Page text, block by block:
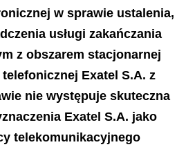
w sprawie ustalenia,
usługi zakańczania
z obszarem stacjonarnej
Exatel S.A. z
nie występuje skuteczna
Exatel S.A. jako
telekomunikacyjnego